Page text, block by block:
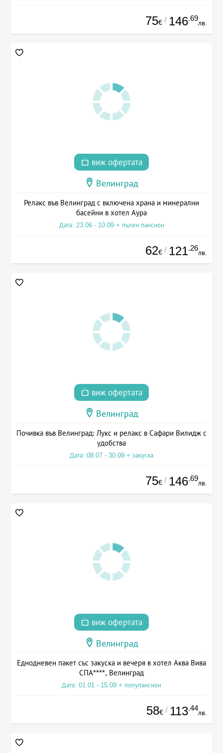
75€ / 146.69
лв.
виж офертата
Велинград
Релакс във Велинград с включена храна и минерални
басейни в хотел Аура
Дата: 23.06 - 10.09 + пълен пансион
62€ / 121.26
лв.
виж офертата
Велинград
Почивка във Велинград: Лукс и релакс в Сафари Вилидж с
удобства
Дата: 08.07 - 30.09 + закуска
75€ / 146.69
лв.
виж офертата
Велинград
Еднодневен пакет със закуска и вечеря в хотел Аква Вива
СПА****, Велинград
Дата: 01.01 - 15.09 + полупансион
58€ / 113.44
лв.